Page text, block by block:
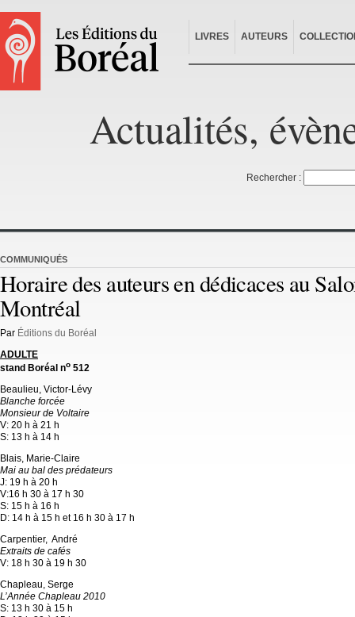
LIVRES AUTEURS
Actualités,
Rechercher :
COMMUNIQUÉS
Horaire des auteurs en dédicaces au
Montréal
Par Éditions du Boréal
ADULTE
stand Boréal no 512
Beaulieu, Victor-Lévy
Blanche forcée
Monsieur de Voltaire
V: 20 h à 21 h
S: 13 h à 14 h
Blais, Marie-Claire
Mai au bal des prédateurs
J: 19 h à 20 h
V:16 h 30 à 17 h 30
S: 15 h à 16 h
D: 14 h à 15 h et 16 h 30 à 17 h
Carpentier, André
Extraits de cafés
V: 18 h 30 à 19 h 30
Chapleau, Serge
L’Année Chapleau 2010
S: 13 h 30 à 15 h